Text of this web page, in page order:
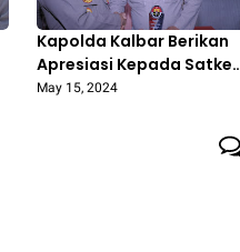
Kapolda Kalbar Berikan
Apresiasi Kepada Satker
Polda dan Polres Jajaran
Berkinerja Baik di Bidang
May 15, 2024